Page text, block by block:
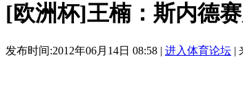
[欧洲杯]王楠：斯内德
发布时间:2012年06月14日 08:58 | 进入体育论坛 |